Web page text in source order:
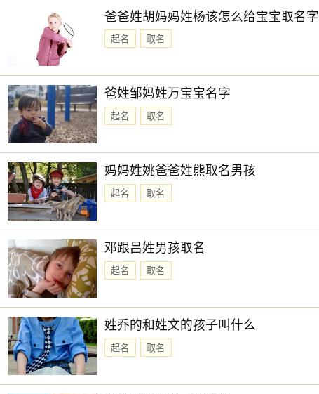
爸爸姓胡妈妈姓杨该怎么给宝宝取名字
起名 取名
爸姓邹妈姓万宝宝名字
起名 取名
妈妈姓姚爸爸姓熊取名男孩
起名 取名
邓跟吕姓男孩取名
起名 取名
姓乔的和姓文的孩子叫什么
起名 取名